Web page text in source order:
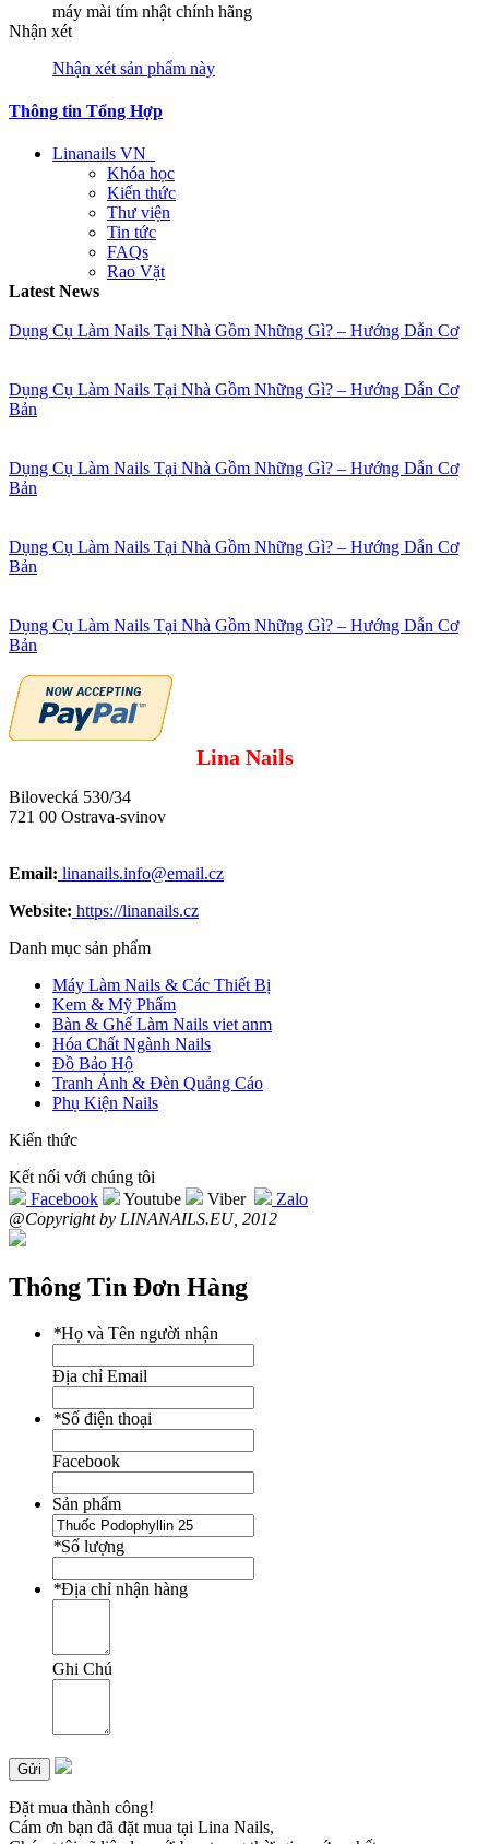
máy mài tím nhật chính hãng
Nhận xét
Nhận xét sản phẩm này
Thông tin Tổng Hợp
Linanails VN
Khóa học
Kiến thức
Thư viện
Tin tức
FAQs
Rao Vặt
Latest News
Dụng Cụ Làm Nails Tại Nhà Gồm Những Gì? – Hướng Dẫn Cơ
Dụng Cụ Làm Nails Tại Nhà Gồm Những Gì? – Hướng Dẫn Cơ
Bản
Dụng Cụ Làm Nails Tại Nhà Gồm Những Gì? – Hướng Dẫn Cơ
Bản
Dụng Cụ Làm Nails Tại Nhà Gồm Những Gì? – Hướng Dẫn Cơ
Bản
Dụng Cụ Làm Nails Tại Nhà Gồm Những Gì? – Hướng Dẫn Cơ
Bản
Lina Nails
Bilovecká 530/34
721 00 Ostrava-svinov
Email: linanails.info@email.cz
Website: https://linanails.cz
Danh mục sản phẩm
Máy Làm Nails & Các Thiết Bị
Kem & Mỹ Phẩm
Bàn & Ghế Làm Nails viet anm
Hóa Chất Ngành Nails
Đồ Bảo Hộ
Tranh Ảnh & Đèn Quảng Cáo
Phụ Kiện Nails
Kiến thức
Kết nối với chúng tôi
Facebook
Youtube Viber
Zalo
@Copyright by LINANAILS.EU, 2012
Thông Tin Đơn Hàng
*Họ và Tên người nhận
Địa chỉ Email
*Số điện thoại
Facebook
Sản phẩm
*Số lượng
*Địa chỉ nhận hàng
Ghi Chú
Gửi
Đặt mua thành công!
Cám ơn bạn đã đặt mua tại Lina Nails,